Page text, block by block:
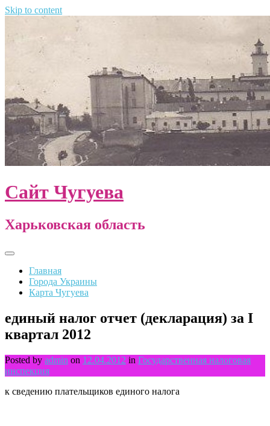
Skip to content
Сайт Чугуева
Харьковская область
Главная
Города Украины
Карта Чугуева
единый налог отчет (декларация) за I
квартал 2012
Posted by admin on 12.04.2012 in Государственная налоговая
инспекция
к сведению плательщиков единого налога